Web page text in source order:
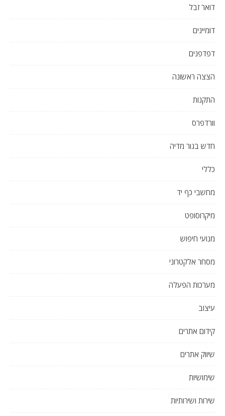
דואר זבל
דומיינים
דפדפנים
הצצה ראשונה
התקנות
וורדפרס
חדש בגור מדיה
כללי
מחשבי כף יד
מיקרוסופט
מנועי חיפוש
מסחר אלקטרוני
מערכות הפעלה
עיצוב
קידום אתרים
שיווק אתרים
שימושיות
שירות ושירותיות